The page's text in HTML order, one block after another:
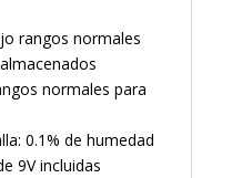
rangos normales
normales para
0.1% de humedad
9V incluidas